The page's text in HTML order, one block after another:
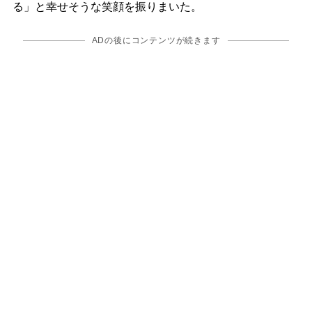
る」と幸せそうな笑顔を振りまいた。
ADの後にコンテンツが続きます